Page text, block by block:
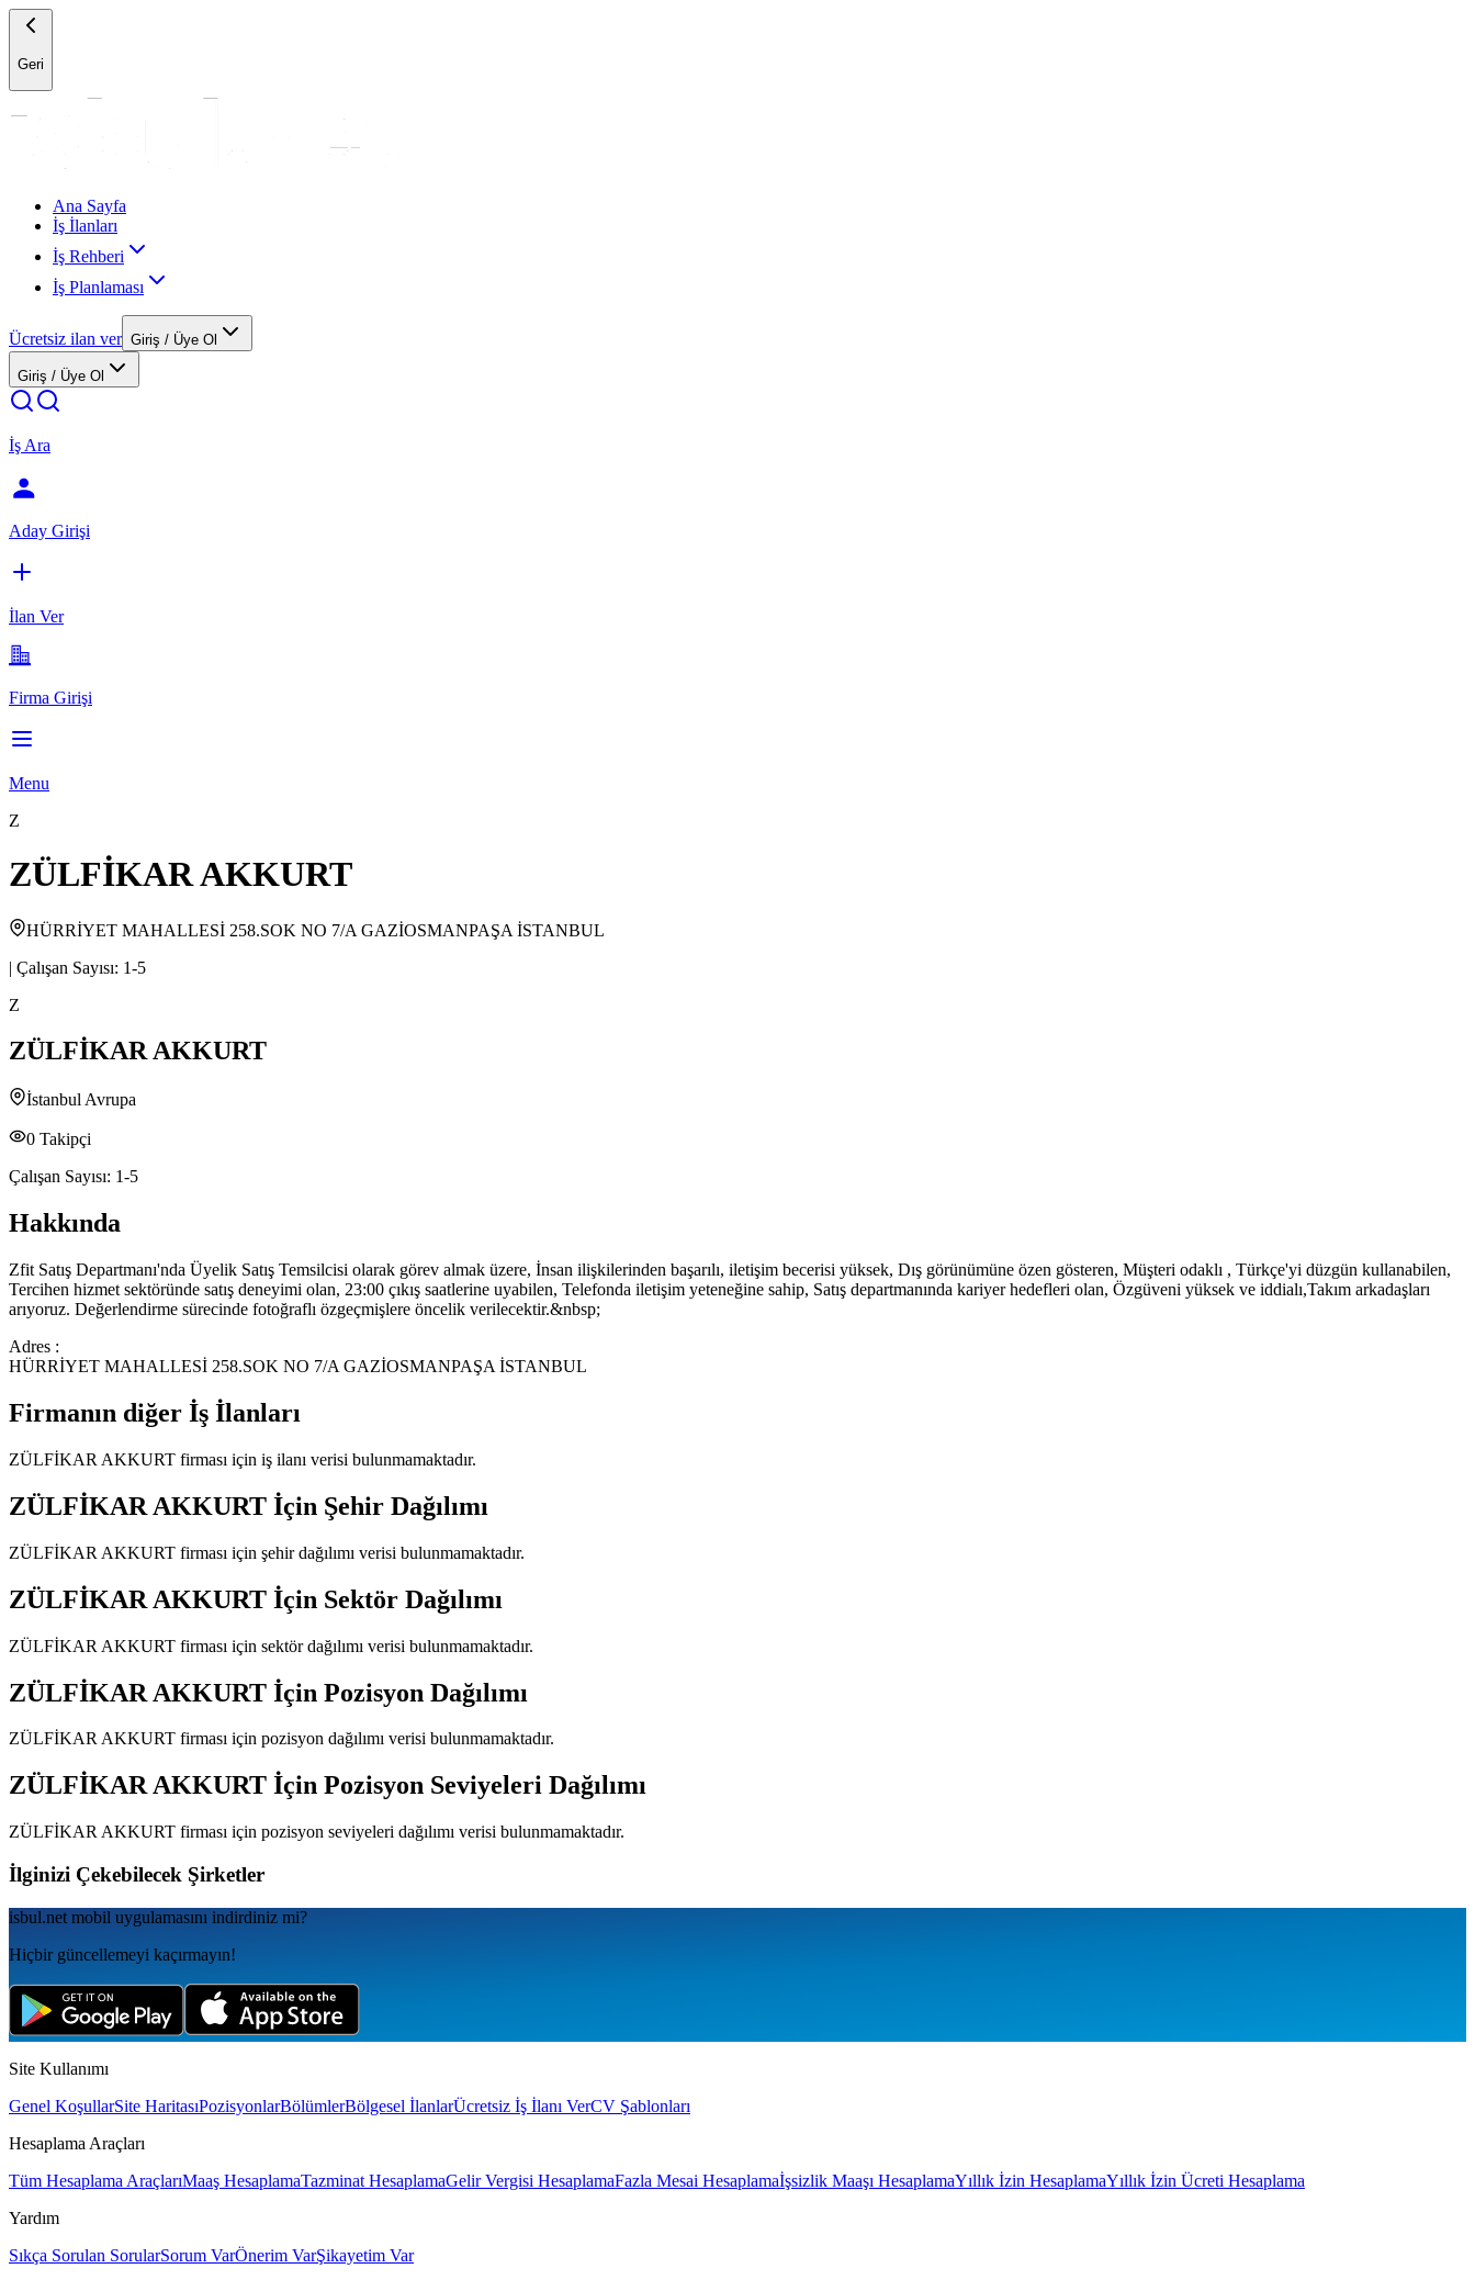
Geri
Ana Sayfa
İş İlanları
İş Rehberi
İş Planlaması
Ücretsiz ilan ver Giriş / Üye Ol
Giriş / Üye Ol
İş Ara
Aday Girişi
İlan Ver
Firma Girişi
Menu
Z
ZÜLFİKAR AKKURT
HÜRRİYET MAHALLESİ 258.SOK NO 7/A GAZİOSMANPAŞA İSTANBUL
| Çalışan Sayısı: 1-5
Z
ZÜLFİKAR AKKURT
İstanbul Avrupa
0 Takipçi
Çalışan Sayısı: 1-5
Hakkında
Zfit Satış Departmanı'nda Üyelik Satış Temsilcisi olarak görev almak üzere, İnsan ilişkilerinden başarılı, iletişim becerisi yüksek, Dış görünümüne özen gösteren, Müşteri odaklı , Türkçe'yi düzgün kullanabilen,
Tercihen hizmet sektöründe satış deneyimi olan, 23:00 çıkış saatlerine uyabilen, Telefonda iletişim yeteneğine sahip, Satış departmanında kariyer hedefleri olan, Özgüveni yüksek ve iddialı,Takım arkadaşları
arıyoruz. Değerlendirme sürecinde fotoğraflı özgeçmişlere öncelik verilecektir.&nbsp;
Adres :
HÜRRİYET MAHALLESİ 258.SOK NO 7/A GAZİOSMANPAŞA İSTANBUL
Firmanın diğer İş İlanları
ZÜLFİKAR AKKURT firması için iş ilanı verisi bulunmamaktadır.
ZÜLFİKAR AKKURT İçin Şehir Dağılımı
ZÜLFİKAR AKKURT firması için şehir dağılımı verisi bulunmamaktadır.
ZÜLFİKAR AKKURT İçin Sektör Dağılımı
ZÜLFİKAR AKKURT firması için sektör dağılımı verisi bulunmamaktadır.
ZÜLFİKAR AKKURT İçin Pozisyon Dağılımı
ZÜLFİKAR AKKURT firması için pozisyon dağılımı verisi bulunmamaktadır.
ZÜLFİKAR AKKURT İçin Pozisyon Seviyeleri Dağılımı
ZÜLFİKAR AKKURT firması için pozisyon seviyeleri dağılımı verisi bulunmamaktadır.
İlginizi Çekebilecek Şirketler
isbul.net mobil uygulamаsını indirdiniz mi?
Hiçbir güncellemeyi kaçırmayın!
Site Kullanımı
Genel KoşullarSite HaritasıPozisyonlarBölümlerBölgesel İlanlarÜcretsiz İş İlanı VerCV Şablonları
Hesaplama Araçları
Tüm Hesaplama AraçlarıMaaş HesaplamaTazminat HesaplamaGelir Vergisi HesaplamaFazla Mesai Hesaplamaİşsizlik Maaşı HesaplamaYıllık İzin HesaplamaYıllık İzin Ücreti Hesaplama
Yardım
Sıkça Sorulan SorularSorum VarÖnerim VarŞikayetim Var